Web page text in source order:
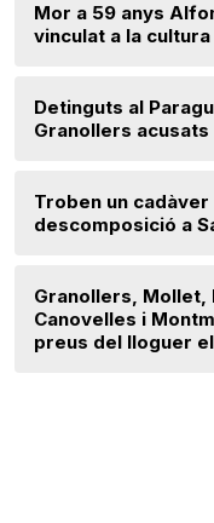
Mor a 59 anys
vinculat a la
Detinguts al
Granollers acusats
Troben un
descomposició a
Granollers, Mollet,
Canovelles i
preus del lloguer